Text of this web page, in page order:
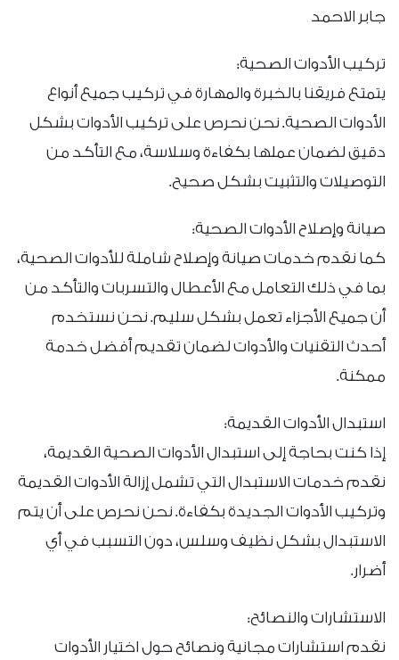
جابر الاحمد
تركيب الأدوات الصحية:
يتمتع فريقنا بالخبرة والمهارة في تركيب جميع أنواع
الأدوات الصحية. نحن نحرص على تركيب الأدوات بشكل
دقيق لضمان عملها بكفاءة وسلاسة، مع التأكد من
التوصيلات والتثبيت بشكل صحيح.
صيانة وإصلاح الأدوات الصحية:
كما نقدم خدمات صيانة وإصلاح شاملة للأدوات الصحية،
بما في ذلك التعامل مع الأعطال والتسربات والتأكد من
أن جميع الأجزاء تعمل بشكل سليم. نحن نستخدم
أحدث التقنيات والأدوات لضمان تقديم أفضل خدمة
ممكنة.
استبدال الأدوات القديمة:
إذا كنت بحاجة إلى استبدال الأدوات الصحية القديمة،
نقدم خدمات الاستبدال التي تشمل إزالة الأدوات القديمة
وتركيب الأدوات الجديدة بكفاءة. نحن نحرص على أن يتم
الاستبدال بشكل نظيف وسلس، دون التسبب في أي
أضرار.
الاستشارات والنصائح:
نقدم استشارات مجانية ونصائح حول اختيار الأدوات